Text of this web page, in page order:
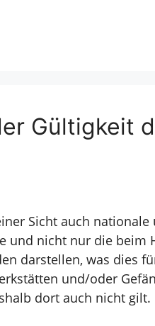
Gültigkeit
Sicht auch nationale
und nicht nur die beim
darstellen, was dies
und/oder
dort auch nicht gilt.